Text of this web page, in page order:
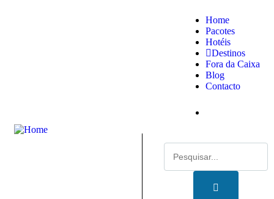
Home
Pacotes
Hotéis
Destinos
Fora da Caixa
Blog
Contacto